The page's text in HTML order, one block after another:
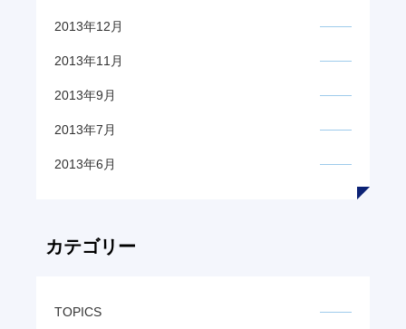
2013年12月
2013年11月
2013年9月
2013年7月
2013年6月
カテゴリー
TOPICS